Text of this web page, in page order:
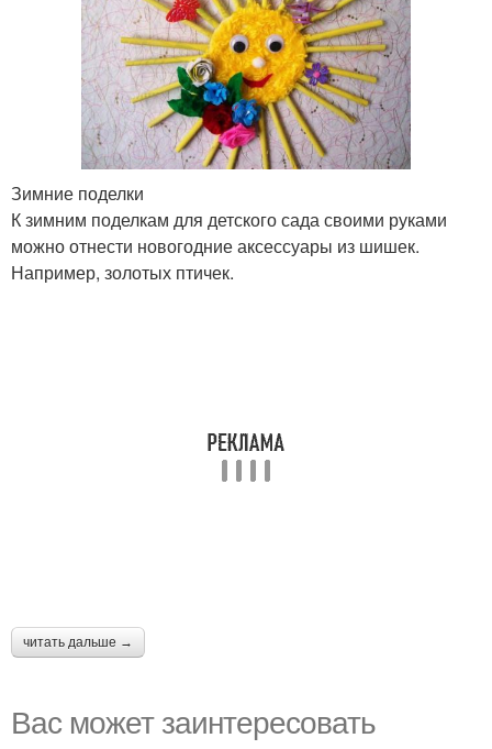
Зимние поделки
К зимним поделкам для детского сада своими руками
можно отнести новогодние аксессуары из шишек.
Например, золотых птичек.
читать дальше →
Вас может заинтересовать